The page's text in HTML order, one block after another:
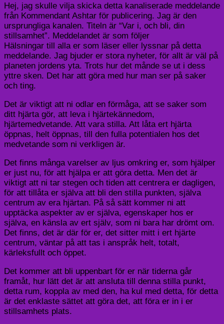
Hej, jag skulle vilja skicka detta kanaliserade meddelande
från Kommendant Ashtar för publicering. Jag är den
ursprungliga kanalen. Titeln är “Var i, och bli, din
stillsamhet”. Meddelandet är som följer
Hälsningar till alla er som läser eller lyssnar på detta
meddelande. Jag bjuder er stora nyheter, för allt är väl på
planeten jordens yta. Trots hur det månde se ut i dess
yttre sken. Det har att göra med hur man ser på saker
och ting.
Det är viktigt att ni odlar en förmåga, att se saker som
ditt hjärta gör, att leva i hjärtekännedom,
hjärtemedvetande. Att vara stilla. Att låta ert hjärta
öppnas, helt öppnas, till den fulla potentialen hos det
medvetande som ni verkligen är.
Det finns många varelser av ljus omkring er, som hjälper
er just nu, för att hjälpa er att göra detta. Men det är
viktigt att ni tar stegen och tiden att centrera er dagligen,
för att tillåta er själva att bli den stilla punkten, själva
centrum av era hjärtan. På så sätt kommer ni att
upptäcka aspekter av er själva, egenskaper hos er
själva, en känsla av ert själv, som ni bara har drömt om.
Det finns, det är där för er, det sitter mitt i ert hjärte
centrum, väntar på att tas i anspråk helt, totalt,
kärleksfullt och öppet.
Det kommer att bli uppenbart för er när tiderna går
framåt, hur lätt det är att ansluta till denna stilla punkt,
detta rum, koppla av med den, ha kul med detta, för detta
är det enklaste sättet att göra det, att föra er in i er
stillsamhets plats.